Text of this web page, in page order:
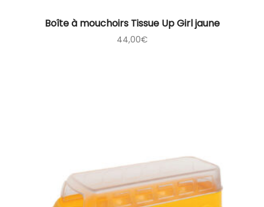
Boîte à mouchoirs Tissue Up Girl jaune
44,00€